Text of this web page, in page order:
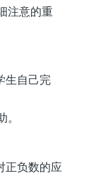
注意的重
生自己完
。
正负数的应